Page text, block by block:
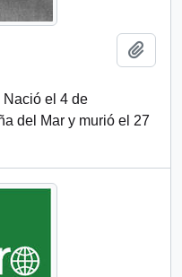
Nació el 4 de
del Mar y murió el 27